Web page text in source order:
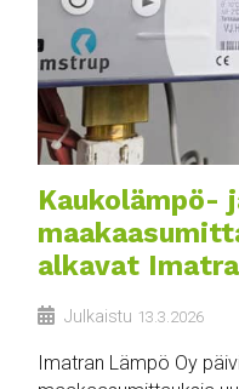
Kaukolämpö-
alkavat
Julkaistu 13.3.2026
Imatran Lämpö Oy